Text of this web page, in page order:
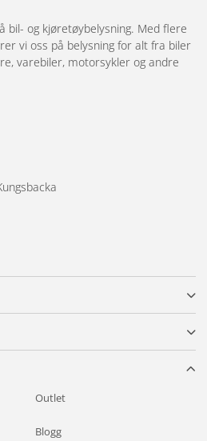
Outlet
Blogg
bil- og kjøretøybelysning. Med flere
vi oss på belysning for alt fra biler
varebiler, motorsykler og andre